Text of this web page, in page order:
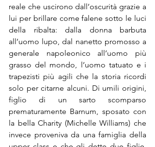
reale che uscirono dall’oscurità grazie a
lui per brillare come falene sotto le luci
della ribalta: dalla donna barbuta
all’uomo lupo, dal nanetto promosso a
generale napoleonico all’uomo più
grasso del mondo, l’uomo tatuato e i
trapezisti più agili che la storia ricordi
solo per citarne alcuni. Di umili origini,
figlio di un sarto scomparso
prematuramente Barnum, sposato con
la bella Charity (Michelle Williams) che
invece proveniva da una famiglia della